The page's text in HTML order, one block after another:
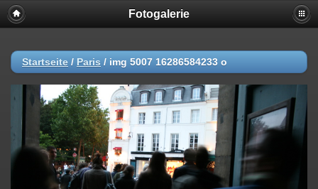
Fotogalerie
Startseite / Paris / img 5007 16286584233 o